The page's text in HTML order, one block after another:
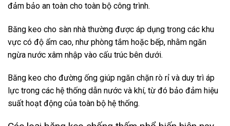
đảm bảo an toàn cho toàn bộ công trình.
Băng keo cho sàn nhà thường được áp dụng trong các khu
vực có độ ẩm cao, như phòng tắm hoặc bếp, nhằm ngăn
ngừa nước xâm nhập vào cấu trúc bên dưới.
Băng keo cho đường ống giúp ngăn chặn rò rỉ và duy trì áp
lực trong các hệ thống dẫn nước và khí, từ đó bảo đảm hiệu
suất hoạt động của toàn bộ hệ thống.